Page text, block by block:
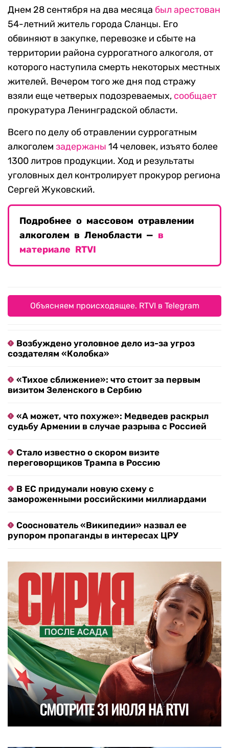
Днем 28 сентября на два месяца был арестован
54-летний житель города Сланцы. Его
обвиняют в закупке, перевозке и сбыте на
территории района суррогатного алкоголя, от
которого наступила смерть некоторых местных
жителей. Вечером того же дня под стражу
взяли еще четверых подозреваемых, сообщает
прокуратура Ленинградской области.
Всего по делу об отравлении суррогатным
алкоголем задержаны 14 человек, изъято более
1300 литров продукции. Ход и результаты
уголовных дел контролирует прокурор региона
Сергей Жуковский.
Подробнее о массовом отравлении
алкоголем в Ленобласти — в
материале RTVI
Объясняем происходящее. RTVI в Telegram
Возбуждено уголовное дело из-за угроз
создателям «Колобка»
«Тихое сближение»: что стоит за первым
визитом Зеленского в Сербию
«А может, что похуже»: Медведев раскрыл
судьбу Армении в случае разрыва с Россией
Стало известно о скором визите
переговорщиков Трампа в Россию
В ЕС придумали новую схему с
замороженными российскими миллиардами
Сооснователь «Википедии» назвал ее
рупором пропаганды в интересах ЦРУ